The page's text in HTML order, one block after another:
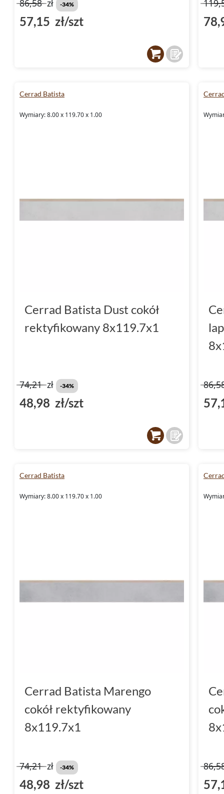
86,58zł -34%
57,15 zł/szt
Cerrad Batista
Wymiary: 8.00 x 119.70 x 1.00
Cerrad Batista Dust cokół
rektyfikowany 8x119.7x1
74,21zł -34%
48,98 zł/szt
Cerrad Batista
Wymiary: 8.00 x 119.70 x 1.00
Cerrad Batista Marengo
cokół rektyfikowany
8x119.7x1
74,21zł -34%
48,98 zł/szt